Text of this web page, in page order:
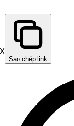
X
Sao chép link